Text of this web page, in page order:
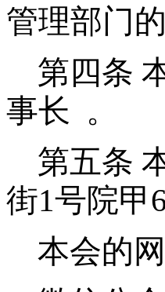
管理部门
第四条
事长 。
第五条
街1号院甲
本会的网